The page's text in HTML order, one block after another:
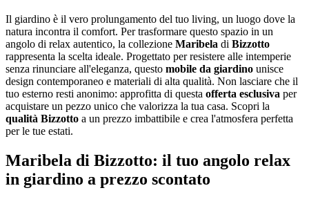
Il giardino è il vero prolungamento del tuo living, un luogo dove la
natura incontra il comfort. Per trasformare questo spazio in un
angolo di relax autentico, la collezione Maribela di Bizzotto
rappresenta la scelta ideale. Progettato per resistere alle intemperie
senza rinunciare all'eleganza, questo mobile da giardino unisce
design contemporaneo e materiali di alta qualità. Non lasciare che il
tuo esterno resti anonimo: approfitta di questa offerta esclusiva per
acquistare un pezzo unico che valorizza la tua casa. Scopri la
qualità Bizzotto a un prezzo imbattibile e crea l'atmosfera perfetta
per le tue estati.
Maribela di Bizzotto: il tuo angolo relax
in giardino a prezzo scontato